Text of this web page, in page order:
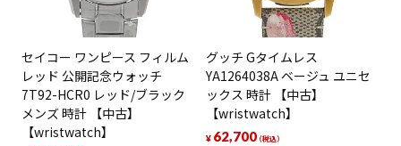
セイコー ワンピース フィルム
レッド 公開記念ウォッチ
7T92-HCR0 レッド/ブラック
メンズ 時計 【中古】
【wristwatch】
グッチ Gタイムレス
YA1264038A ベージュ ユニセ
ックス 時計 【中古】
【wristwatch】
¥ 62,700（税込）